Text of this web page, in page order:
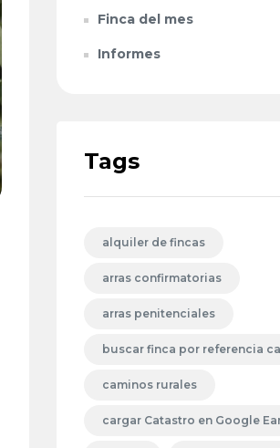
Finca del mes
Informes
Tags
alquiler de fincas
arras confirmatorias
arras penitenciales
buscar finca por referencia
caminos rurales
cargar Catastro en Google